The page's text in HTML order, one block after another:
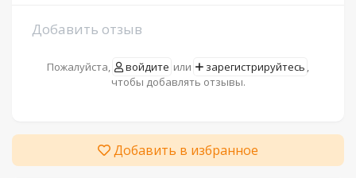
Добавить отзыв
Пожалуйста, войдите или зарегистрируйтесь ,
чтобы добавлять отзывы.
Добавить в избранное